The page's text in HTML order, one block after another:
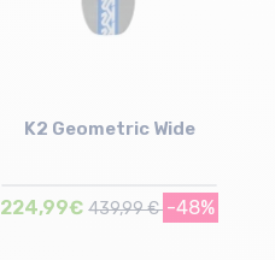
K2 Geometric Wide
224,99€ 439,99 € -48%